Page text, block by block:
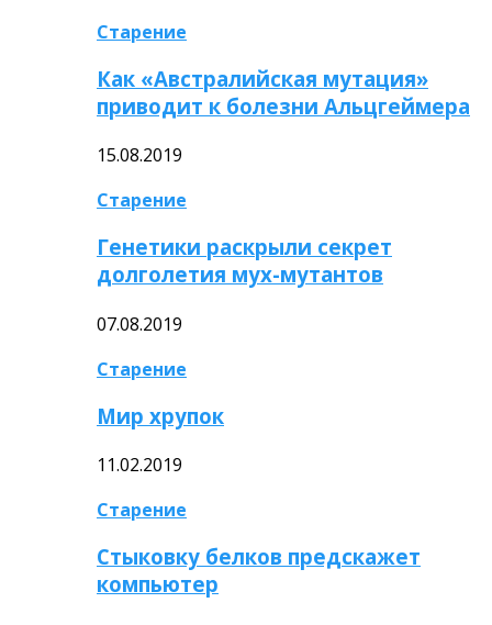
Старение
Как «Австралийская мутация»
приводит к болезни Альцгеймера
15.08.2019
Старение
Генетики раскрыли секрет
долголетия мух-мутантов
07.08.2019
Старение
Мир хрупок
11.02.2019
Старение
Стыковку белков предскажет
компьютер